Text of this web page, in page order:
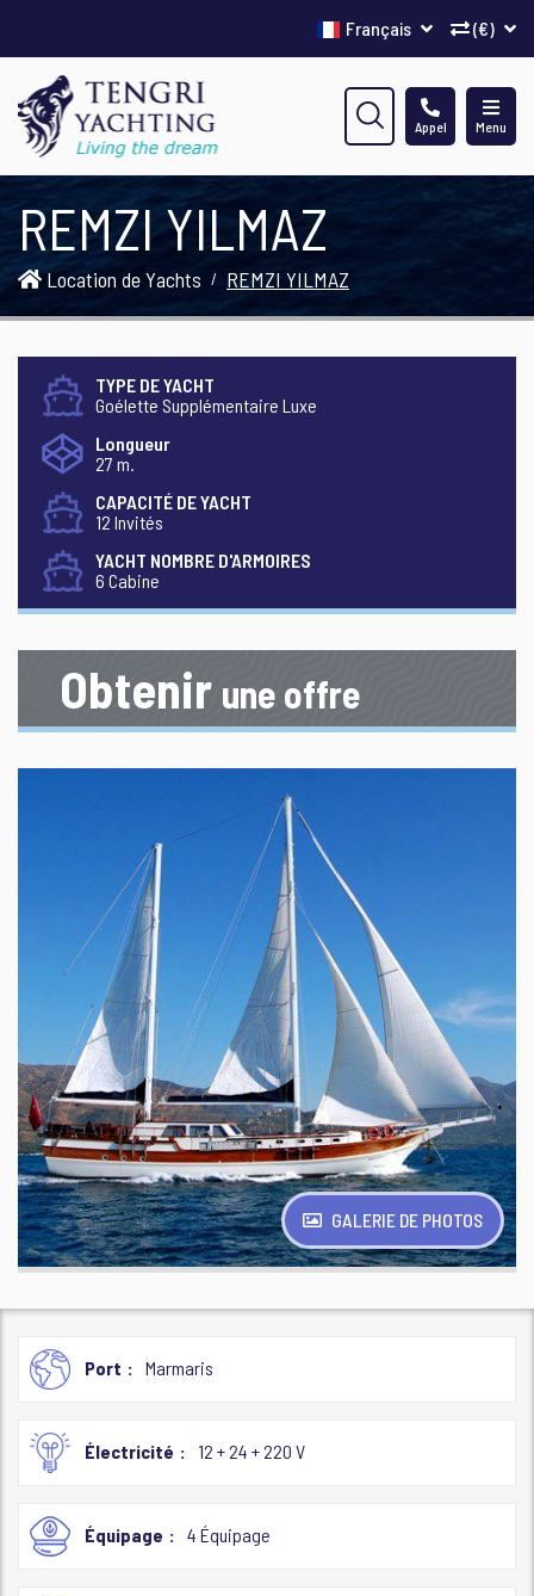
(€)
Français
Menu
Appel
REMZI YILMAZ
Location de Yachts REMZI YILMAZ
TYPE DE YACHT
Goélette Supplémentaire Luxe
Longueur
27 m.
CAPACITÉ DE YACHT
12 Invités
YACHT NOMBRE D'ARMOIRES
6 Cabine
Obtenir une offre
GALERIE DE PHOTOS
Port Marmaris
Électricité 12 + 24 + 220 V
Équipage 4 Équipage